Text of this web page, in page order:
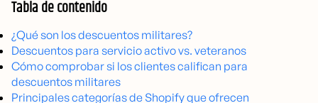
Tabla de contenido
¿Qué son los descuentos militares?
Descuentos para servicio activo vs. veteranos
Cómo comprobar si los clientes califican para
descuentos militares
Principales categorías de Shopify que ofrecen